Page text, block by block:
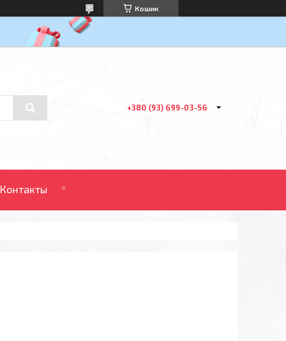
Кошик
+380 (93) 699-03-56
Контакты